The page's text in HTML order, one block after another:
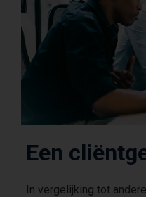
l
y
m
t
Een
In vergelijking tot